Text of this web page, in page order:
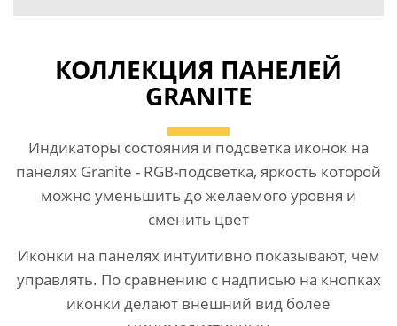
КОЛЛЕКЦИЯ ПАНЕЛЕЙ
GRANITE
Индикаторы состояния и подсветка иконок на
панелях Granite - RGB-подсветка, яркость которой
можно уменьшить до желаемого уровня и
сменить цвет
Иконки на панелях интуитивно показывают, чем
управлять. По сравнению с надписью на кнопках
иконки делают внешний вид более